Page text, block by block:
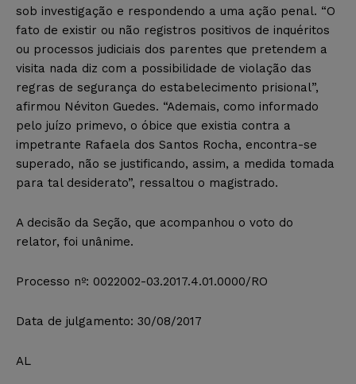
sob investigação e respondendo a uma ação penal. “O
fato de existir ou não registros positivos de inquéritos
ou processos judiciais dos parentes que pretendem a
visita nada diz com a possibilidade de violação das
regras de segurança do estabelecimento prisional”,
afirmou Néviton Guedes. “Ademais, como informado
pelo juízo primevo, o óbice que existia contra a
impetrante Rafaela dos Santos Rocha, encontra-se
superado, não se justificando, assim, a medida tomada
para tal desiderato”, ressaltou o magistrado.
A decisão da Seção, que acompanhou o voto do
relator, foi unânime.
Processo nº: 0022002-03.2017.4.01.0000/RO
Data de julgamento: 30/08/2017
AL